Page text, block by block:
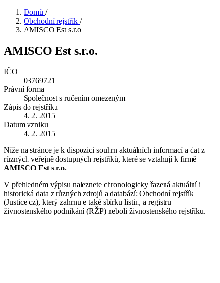
Domů /
Obchodní rejstřík /
AMISCO Est s.r.o.
AMISCO Est s.r.o.
IČO
03769721
Právní forma
Společnost s ručením omezeným
Zápis do rejstříku
4. 2. 2015
Datum vzniku
4. 2. 2015
Níže na stránce je k dispozici souhrn aktuálních informací a dat z
různých veřejně dostupných rejstříků, které se vztahují k firmě
AMISCO Est s.r.o..
V přehledném výpisu naleznete chronologicky řazená aktuální i
historická data z různých zdrojů a databází: Obchodní rejstřík
(Justice.cz), který zahrnuje také sbírku listin, a registru
živnostenského podnikání (RŽP) neboli živnostenského rejstříku.